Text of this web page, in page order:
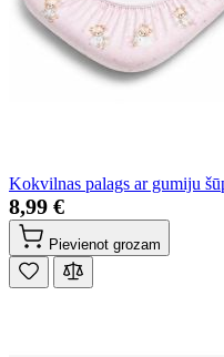
Kokvilnas palags ar gumiju
8,99 €
Pievienot grozam